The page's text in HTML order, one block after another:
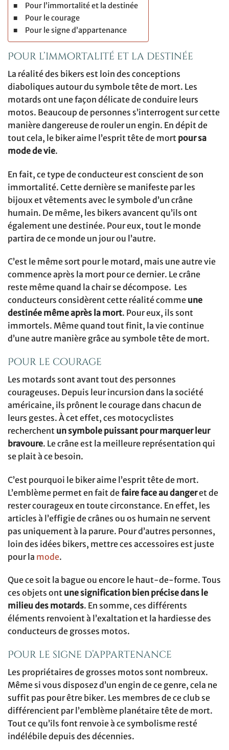
Pour l’immortalité et la destinée
Pour le courage
Pour le signe d’appartenance
Pour l’immortalité et la destinée
La réalité des bikers est loin des conceptions
diaboliques autour du symbole tête de mort. Les
motards ont une façon délicate de conduire leurs
motos. Beaucoup de personnes s’interrogent sur cette
manière dangereuse de rouler un engin. En dépit de
tout cela, le biker aime l’esprit tête de mort pour sa
mode de vie.
En fait, ce type de conducteur est conscient de son
immortalité. Cette dernière se manifeste par les
bijoux et vêtements avec le symbole d’un crâne
humain. De même, les bikers avancent qu’ils ont
également une destinée. Pour eux, tout le monde
partira de ce monde un jour ou l’autre.
C’est le même sort pour le motard, mais une autre vie
commence après la mort pour ce dernier. Le crâne
reste même quand la chair se décompose. Les
conducteurs considèrent cette réalité comme une
destinée même après la mort. Pour eux, ils sont
immortels. Même quand tout finit, la vie continue
d’une autre manière grâce au symbole tête de mort.
Pour le courage
Les motards sont avant tout des personnes
courageuses. Depuis leur incursion dans la société
américaine, ils prônent le courage dans chacun de
leurs gestes. À cet effet, ces motocyclistes
recherchent un symbole puissant pour marquer leur
bravoure. Le crâne est la meilleure représentation qui
se plait à ce besoin.
C’est pourquoi le biker aime l’esprit tête de mort.
L’emblème permet en fait defaire face au dangeret de
rester courageux en toute circonstance. En effet, les
articles à l’effigie de crânes ou os humain ne servent
pas uniquement à la parure. Pour d’autres personnes,
loin des idées bikers, mettre ces accessoires est juste
pour la mode.
Que ce soit la bague ou encore le haut-de-forme. Tous
ces objets ont une signification bien précise dans le
milieu des motards. En somme, ces différents
éléments renvoient à l’exaltation et la hardiesse des
conducteurs de grosses motos.
Pour le signe d’appartenance
Les propriétaires de grosses motos sont nombreux.
Même si vous disposez d’un engin de ce genre, cela ne
suffit pas pour être biker. Les membres de ce club se
différencient par l’emblème planétaire tête de mort.
Tout ce qu’ils font renvoie à ce symbolisme resté
indélébile depuis des décennies.